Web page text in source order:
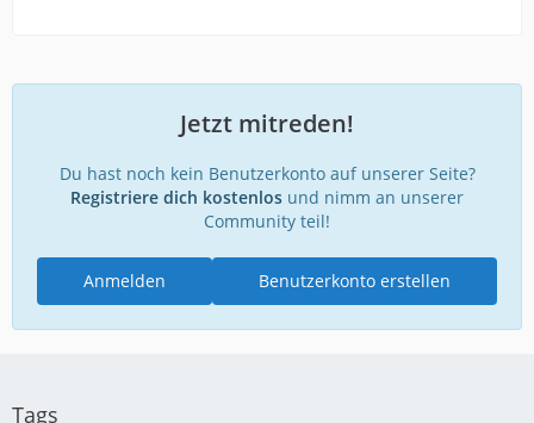
Jetzt mitreden!
Du hast noch kein Benutzerkonto auf unserer Seite?
Registriere dich kostenlos und nimm an unserer
Community teil!
Benutzerkonto erstellen
Anmelden
Tags